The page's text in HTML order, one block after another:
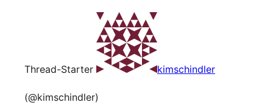
Thread-Starter kimschindler
(@kimschindler)